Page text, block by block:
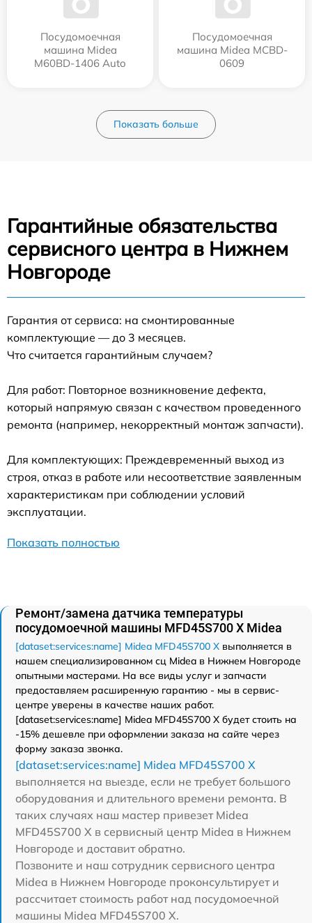
Посудомоечная
машина Midea
M60BD-1406 Auto
Посудомоечная
машина Midea MCBD-
0609
Показать больше
Гарантийные обязательства
сервисного центра в Нижнем
Новгороде
Гарантия от сервиса: на смонтированные
комплектующие — до 3 месяцев.
Что считается гарантийным случаем?
Для работ: Повторное возникновение дефекта,
который напрямую связан с качеством проведенного
ремонта (например, некорректный монтаж запчасти).
Для комплектующих: Преждевременный выход из
строя, отказ в работе или несоответствие заявленным
характеристикам при соблюдении условий
эксплуатации.
Показать полностью
Ремонт/замена датчика температуры
посудомоечной машины MFD45S700 X Midea
[dataset:services:name] Midea MFD45S700 X выполняется в
нашем специализированном сц Midea в Нижнем Новгороде
опытными мастерами. На все виды услуг и запчасти
предоставляем расширенную гарантию - мы в сервис-
центре уверены в качестве наших работ.
[dataset:services:name] Midea MFD45S700 X будет стоить на
-15% дешевле при оформлении заказа на сайте через
форму заказа звонка.
[dataset:services:name] Midea MFD45S700 X
выполняется на выезде, если не требует большого
оборудования и длительного времени ремонта. В
таких случаях наш мастер привезет Midea
MFD45S700 X в сервисный центр Midea в Нижнем
Новгороде и доставит обратно.
Позвоните и наш сотрудник сервисного центра
Midea в Нижнем Новгороде проконсультирует и
рассчитает стоимость работ над посудомоечной
машины Midea MFD45S700 X.